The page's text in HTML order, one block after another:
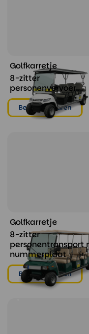
Golfkarretje
8-zitter
personenvervoer
Bekijken & huren
Golfkarretje
8-zitter
personentransport
nummerplaat
Bekijken & huren